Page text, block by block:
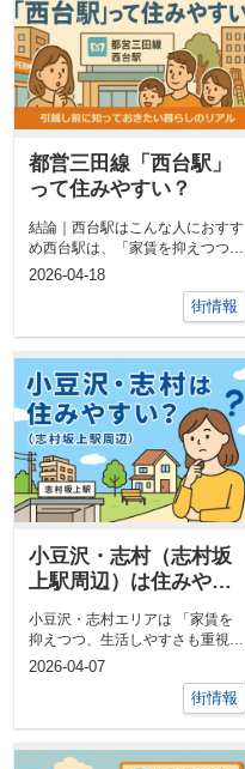
都営三田線「西台駅」
って住みやすい？
結論｜西台駅はこんな人におすす
め西台駅は、「家賃を抑えつつ、
都心アクセスも欲しい人」向けの
2026-04-18
街情報
小豆沢・志村（志村坂
上駅周辺）は住みやす
い？家賃・治安・生活
環境を徹底解説
小豆沢・志村エリアは 「家賃を
抑えつつ、生活しやすさも重視し
たい人」 におすすめです。 特
2026-04-07
街情報